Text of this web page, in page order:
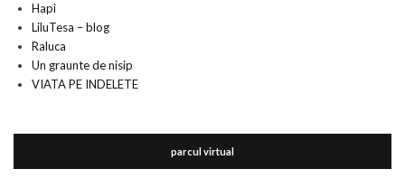
Hapi
LiluTesa – blog
Raluca
Un graunte de nisip
VIATA PE INDELETE
parcul virtual